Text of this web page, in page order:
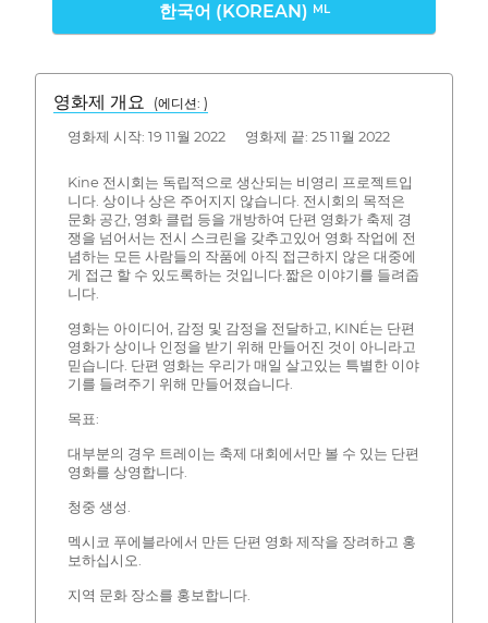
한국어 (KOREAN) ML
영화제 개요 (에디션: )
영화제 시작: 19 11월 2022 영화제 끝: 25 11월 2022
Kine 전시회는 독립적으로 생산되는 비영리 프로젝트입
니다. 상이나 상은 주어지지 않습니다. 전시회의 목적은
문화 공간, 영화 클럽 등을 개방하여 단편 영화가 축제 경
쟁을 넘어서는 전시 스크린을 갖추고있어 영화 작업에 전
념하는 모든 사람들의 작품에 아직 접근하지 않은 대중에
게 접근 할 수 있도록하는 것입니다.짧은 이야기를 들려줍
니다.
영화는 아이디어, 감정 및 감정을 전달하고, KINÉ는 단편
영화가 상이나 인정을 받기 위해 만들어진 것이 아니라고
믿습니다. 단편 영화는 우리가 매일 살고있는 특별한 이야
기를 들려주기 위해 만들어졌습니다.
목표:
대부분의 경우 트레이는 축제 대회에서만 볼 수 있는 단편
영화를 상영합니다.
청중 생성.
멕시코 푸에블라에서 만든 단편 영화 제작을 장려하고 홍
보하십시오.
지역 문화 장소를 홍보합니다.